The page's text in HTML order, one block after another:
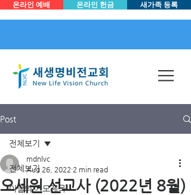
온라인 예배 온라인 헌금 새가족 등록
Post
전체보기
이달의 기도제목
전체보기
오세원 선교사 (2022년 8월)
mdnlvc
Aug 26, 2022 2 min read